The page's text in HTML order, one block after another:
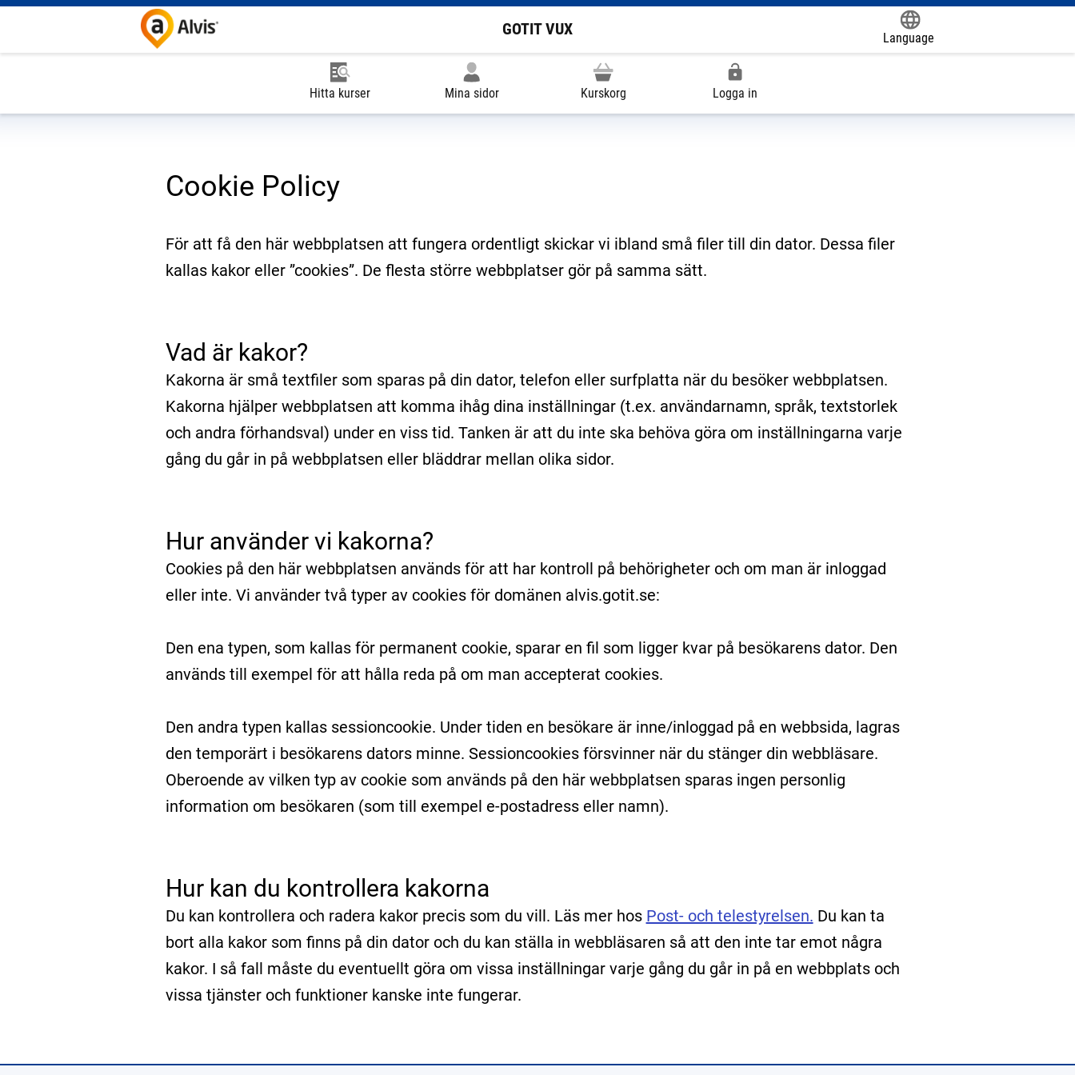
GOTIT VUX
Language
Hitta kurser Mina sidor Kurskorg Logga in
Cookie Policy
För att få den här webbplatsen att fungera ordentligt skickar vi ibland små filer till din dator. Dessa filer
kallas kakor eller ”cookies”. De flesta större webbplatser gör på samma sätt.
Vad är kakor?
Kakorna är små textfiler som sparas på din dator, telefon eller surfplatta när du besöker webbplatsen.
Kakorna hjälper webbplatsen att komma ihåg dina inställningar (t.ex. användarnamn, språk, textstorlek
och andra förhandsval) under en viss tid. Tanken är att du inte ska behöva göra om inställningarna varje
gång du går in på webbplatsen eller bläddrar mellan olika sidor.
Hur använder vi kakorna?
Cookies på den här webbplatsen används för att har kontroll på behörigheter och om man är inloggad
eller inte. Vi använder två typer av cookies för domänen alvis.gotit.se:
Den ena typen, som kallas för permanent cookie, sparar en fil som ligger kvar på besökarens dator. Den
används till exempel för att hålla reda på om man accepterat cookies.
Den andra typen kallas sessioncookie. Under tiden en besökare är inne/inloggad på en webbsida, lagras
den temporärt i besökarens dators minne. Sessioncookies försvinner när du stänger din webbläsare.
Oberoende av vilken typ av cookie som används på den här webbplatsen sparas ingen personlig
information om besökaren (som till exempel e-postadress eller namn).
Hur kan du kontrollera kakorna
Du kan kontrollera och radera kakor precis som du vill. Läs mer hos Post- och telestyrelsen. Du kan ta
bort alla kakor som finns på din dator och du kan ställa in webbläsaren så att den inte tar emot några
kakor. I så fall måste du eventuellt göra om vissa inställningar varje gång du går in på en webbplats och
vissa tjänster och funktioner kanske inte fungerar.